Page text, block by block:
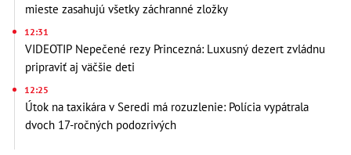
mieste zasahujú všetky záchranné zložky
12:31
VIDEOTIP Nepečené rezy Princezná: Luxusný dezert zvládnu
pripraviť aj väčšie deti
12:25
Útok na taxikára v Seredi má rozuzlenie: Polícia vypátrala
dvoch 17-ročných podozrivých